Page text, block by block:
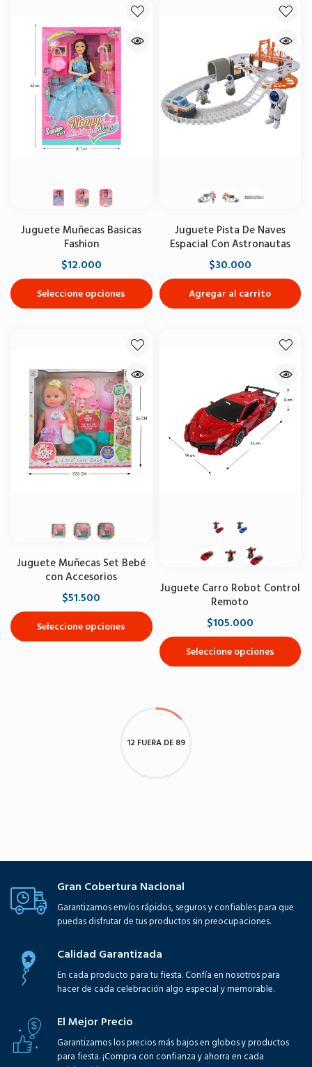
Juguete Muñecas Basicas
Fashion
$12.000
Seleccione opciones
Juguete Pista De Naves
Espacial Con Astronautas
$30.000
Agregar al carrito
Juguete Muñecas Set Bebé
con Accesorios
$51.500
Seleccione opciones
Juguete Carro Robot Control
Remoto
$105.000
Seleccione opciones
12 FUERA DE 89
Gran Cobertura Nacional
Garantizamos envíos rápidos, seguros y confiables para que
puedas disfrutar de tus productos sin preocupaciones.
Calidad Garantizada
En cada producto para tu fiesta. Confía en nosotros para
hacer de cada celebración algo especial y memorable.
El Mejor Precio
Garantizamos los precios más bajos en globos y productos
para fiesta. ¡Compra con confianza y ahorra en cada